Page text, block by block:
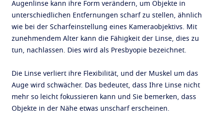
Augenlinse kann ihre Form verändern, um Objekte in
unterschiedlichen Entfernungen scharf zu stellen, ähnlich
wie bei der Scharfeinstellung eines Kameraobjektivs. Mit
zunehmendem Alter kann die Fähigkeit der Linse, dies zu
tun, nachlassen. Dies wird als Presbyopie bezeichnet.
Die Linse verliert ihre Flexibilität, und der Muskel um das
Auge wird schwächer. Das bedeutet, dass Ihre Linse nicht
mehr so leicht fokussieren kann und Sie bemerken, dass
Objekte in der Nähe etwas unscharf erscheinen.